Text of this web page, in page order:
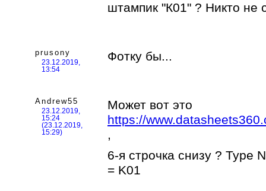
штампик "К01" ? Никто не
prusony
23.12.2019,
13:54
Фотку бы...
Andrew55
23.12.2019,
15:24
(23.12.2019,
15:29)
Может вот это
https://
,
6-я строчка снизу ? Type
= K01